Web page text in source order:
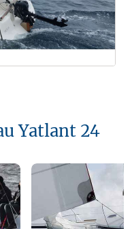
Yatlant 24